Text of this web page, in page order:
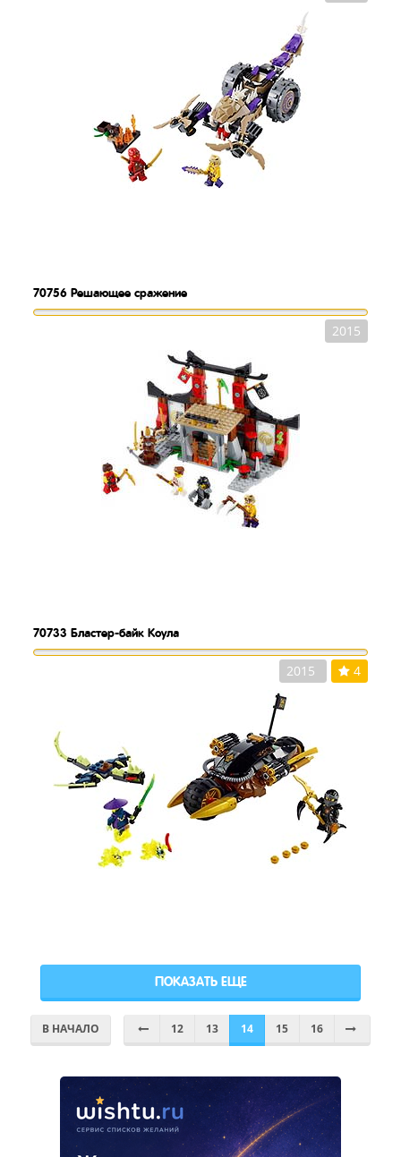
70756 Решающее сражение
2015
70733 Бластер-байк Коула
2015 4
ПОКАЗАТЬ ЕЩЕ
В НАЧАЛО 12 13 14 15 16